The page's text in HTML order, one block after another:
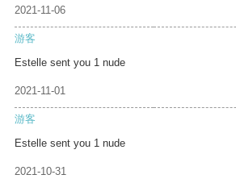
2021-11-06
游客
Estelle sent you 1 nude
2021-11-01
游客
Estelle sent you 1 nude
2021-10-31